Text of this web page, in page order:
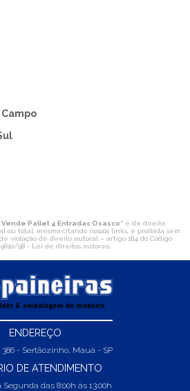
Campo
Pallet 4 Entradas Osasco" é de direito
ou total, mesmo citando nossos links, é proibida sem
violação de direito autoral – artigo 184 do Código
98 - Lei de direitos autorais.
ENDEREÇO
386 - Sertãozinho, Mauá - SP
DE ATENDIMENTO
das 8:00h às 13:00h